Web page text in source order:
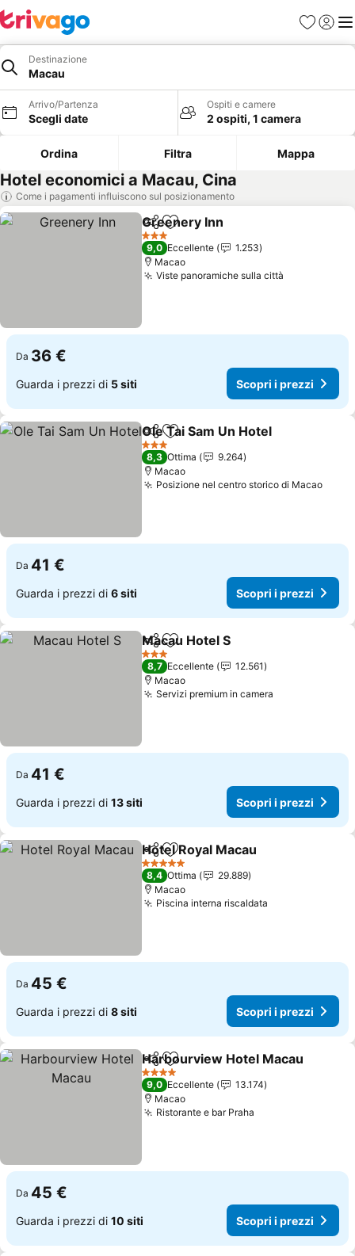
PreferitiAccedi
Destinazione
Macau
Arrivo/Partenza
Scegli date
Ospiti e camere
2 ospiti, 1 camera
Ordina Filtra Mappa
Hotel economici a Macau, Cina
Come i pagamenti influiscono sul posizionamento
CondividiAggiungi ai preferiti
Greenery Inn
3 Stelle
9,0 Eccellente
1.253
Macao
Viste panoramiche sulla città
Da 36 €
Guarda i prezzi di 5 siti Scopri i prezzi
CondividiAggiungi ai preferiti
Ole Tai Sam Un Hotel
3 Stelle
8,3 Ottima
9.264
Macao
Posizione nel centro storico di Macao
Da 41 €
Guarda i prezzi di 6 siti Scopri i prezzi
CondividiAggiungi ai preferiti
Macau Hotel S
3 Stelle
8,7 Eccellente
12.561
Macao
Servizi premium in camera
Da 41 €
Guarda i prezzi di 13 siti Scopri i prezzi
CondividiAggiungi ai preferiti
Hotel Royal Macau
5 Stelle
8,4 Ottima
29.889
Macao
Piscina interna riscaldata
Da 45 €
Guarda i prezzi di 8 siti Scopri i prezzi
CondividiAggiungi ai preferiti
Harbourview Hotel Macau
4 Stelle
9,0 Eccellente
13.174
Macao
Ristorante e bar Praha
Da 45 €
Guarda i prezzi di 10 siti Scopri i prezzi